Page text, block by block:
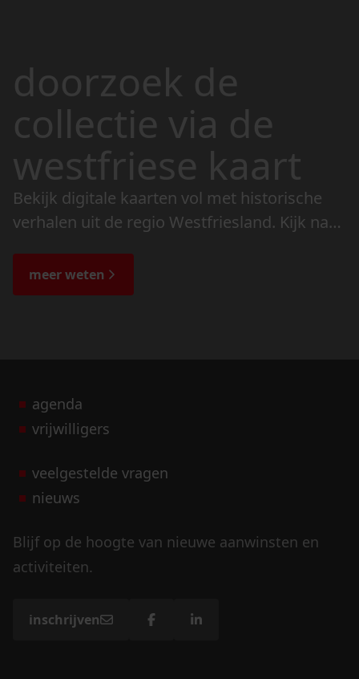
doorzoek de
collectie via de
westfriese kaart
Bekijk digitale kaarten vol met historische
verhalen uit de regio Westfriesland. Kijk naar
de bijzondere verhalen.
meer weten
agenda
vrijwilligers
veelgestelde vragen
nieuws
Blijf op de hoogte van nieuwe aanwinsten en
activiteiten.
inschrijven